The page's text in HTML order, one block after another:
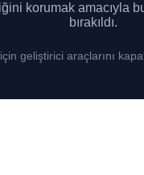
korumak amacıyla
bırakıldı.
geliştirici araçlarını